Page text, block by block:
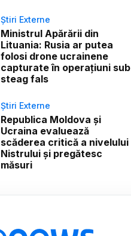
Știri Externe
Ministrul Apărării din
Lituania: Rusia ar putea
folosi drone ucrainene
capturate în operațiuni sub
steag fals
Știri Externe
Republica Moldova și
Ucraina evaluează
scăderea critică a nivelului
Nistrului și pregătesc
măsuri